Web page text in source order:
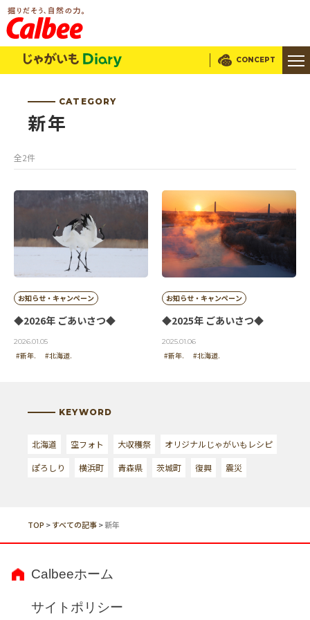
じゃがいもDialy CONCEPT
CATEGORY
新年
全2件
お知らせ・キャンペーン
◆2026年 ごあいさつ◆
2026.01.05
#新年. #北海道.
お知らせ・キャンペーン
◆2025年 ごあいさつ◆
2025.01.06
#新年. #北海道.
KEYWORD
北海道 空フォト 大収穫祭
オリジナルじゃがいもレシピ
ぽろしり
横浜町 青森県 茨城町 復興 震災
TOP >すべての記事>新年
Calbeeホーム
サイトポリシー